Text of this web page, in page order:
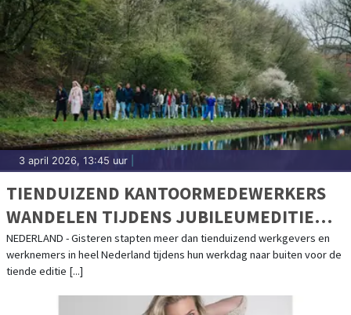
3 april 2026, 13:45 uur
TIENDUIZEND KANTOORMEDEWERKERS
WANDELEN TIJDENS JUBILEUMEDITIE
VAN WANDEL TIJDENS JE WERKDAG
NEDERLAND - Gisteren stapten meer dan tienduizend werkgevers en
werknemers in heel Nederland tijdens hun werkdag naar buiten voor de
tiende editie [...]